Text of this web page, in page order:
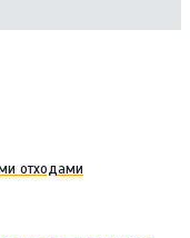
отходами